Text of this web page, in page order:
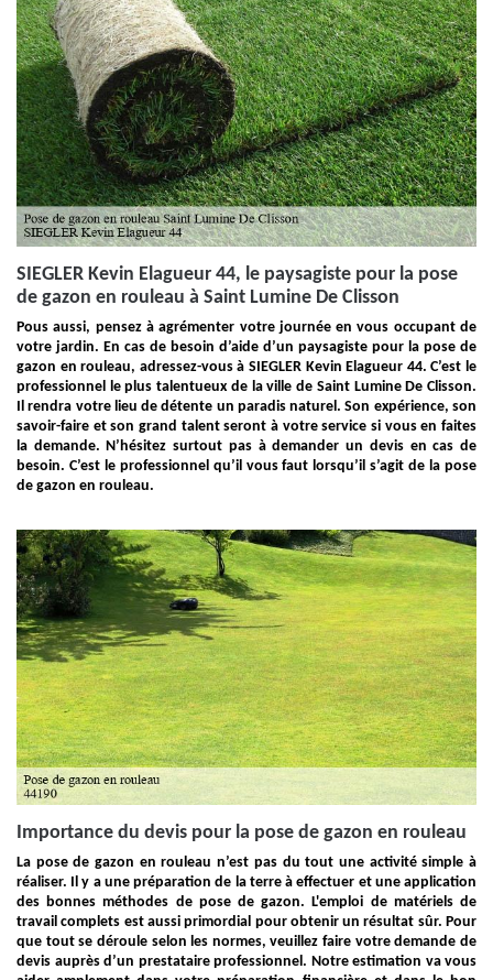
SIEGLER Kevin Elagueur 44, le paysagiste pour la pose
de gazon en rouleau à Saint Lumine De Clisson
Pous aussi, pensez à agrémenter votre journée en vous occupant de
votre jardin. En cas de besoin d’aide d’un paysagiste pour la pose de
gazon en rouleau, adressez-vous à SIEGLER Kevin Elagueur 44. C’est le
professionnel le plus talentueux de la ville de Saint Lumine De Clisson.
Il rendra votre lieu de détente un paradis naturel. Son expérience, son
savoir-faire et son grand talent seront à votre service si vous en faites
la demande. N’hésitez surtout pas à demander un devis en cas de
besoin. C’est le professionnel qu’il vous faut lorsqu’il s’agit de la pose
de gazon en rouleau.
Importance du devis pour la pose de gazon en rouleau
La pose de gazon en rouleau n’est pas du tout une activité simple à
réaliser. Il y a une préparation de la terre à effectuer et une application
des bonnes méthodes de pose de gazon. L'emploi de matériels de
travail complets est aussi primordial pour obtenir un résultat sûr. Pour
que tout se déroule selon les normes, veuillez faire votre demande de
devis auprès d’un prestataire professionnel. Notre estimation va vous